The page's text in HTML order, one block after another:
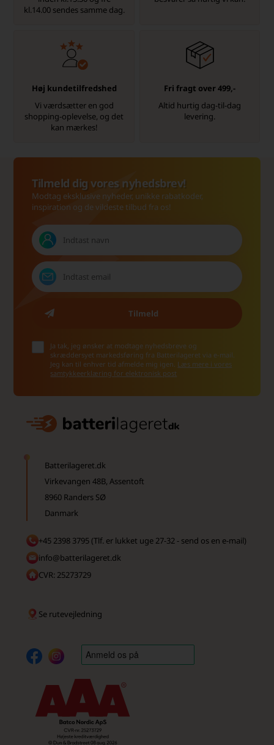
kl.14.00 sendes samme dag.
Høj kundetilfredshed
Vi værdsætter en god
shopping-oplevelse, og det
kan mærkes!
Fri fragt over 499,-
Altid hurtig dag-til-dag
levering.
Tilmeld dig vores nyhedsbrev!
Modtag eksklusive nyheder, unikke rabatkoder,
inspiration og de vildeste tilbud fra os!
Ja tak, jeg ønsker at modtage nyhedsbreve og
skræddersyet markedsføring fra Batterilageret via e-mail.
Jeg kan til enhver tid afmelde mig igen. Læs mere i vores
samtykkeerklæring for elektronisk post
Batterilageret.dk
Virkevangen 48B, Assentoft
8960 Randers SØ
Danmark
+45 2398 3795 (Tlf. er lukket uge 27-32 - send os en e-mail)
info@batterilageret.dk
CVR: 25273729
Se rutevejledning